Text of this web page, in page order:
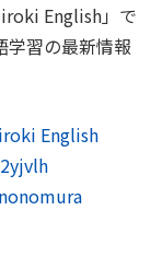
English」で
習の最新情報
English